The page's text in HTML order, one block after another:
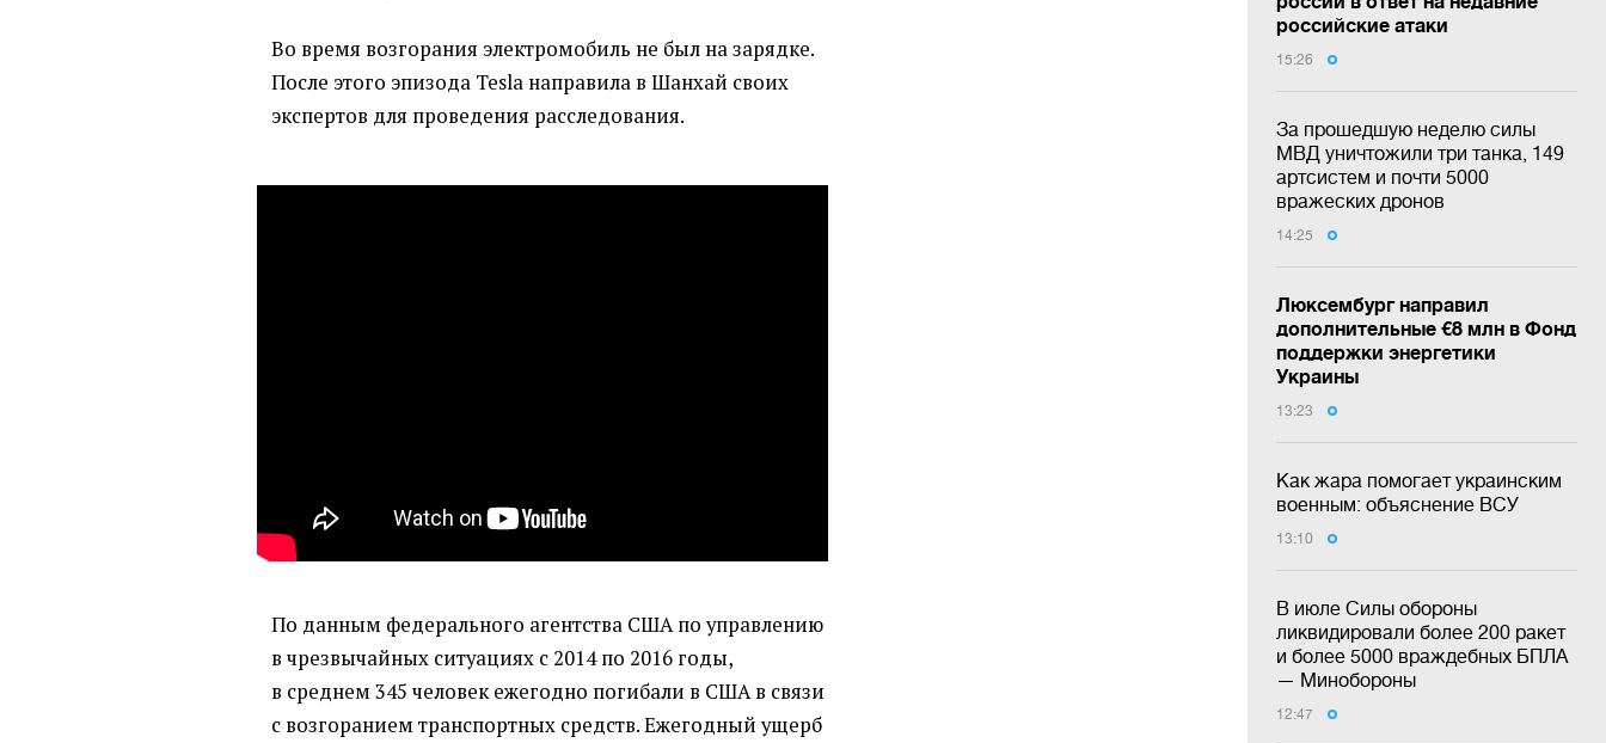
российские атаки
15:26
За прошедшую неделю силы
МВД уничтожили три танка, 149
артсистем и почти 5000
вражеских дронов
14:25
Люксембург направил
дополнительные €8 млн в Фонд
поддержки энергетики
Украины
13:23
Как жара помогает украинским
военным: объяснение ВСУ
13:10
В июле Силы обороны
ликвидировали более 200 ракет
и более 5000 враждебных БПЛА
— Минобороны
12:47
Во время возгорания электромобиль не был на зарядке.
После этого эпизода Tesla направила в Шанхай своих
экспертов для проведения расследования.
По данным федерального агентства США по управлению
в чрезвычайных ситуациях с 2014 по 2016 годы,
в среднем 345 человек ежегодно погибали в США в связи
с возгоранием транспортных средств. Ежегодный ущерб